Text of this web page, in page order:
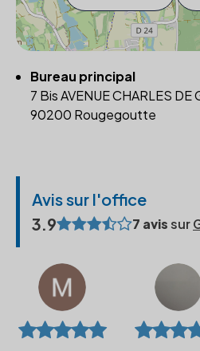
Bureau principal
7 Bis AVENUE CHARLES DE
90200 Rougegoutte
Avis sur l'office
3.9
7 avissur